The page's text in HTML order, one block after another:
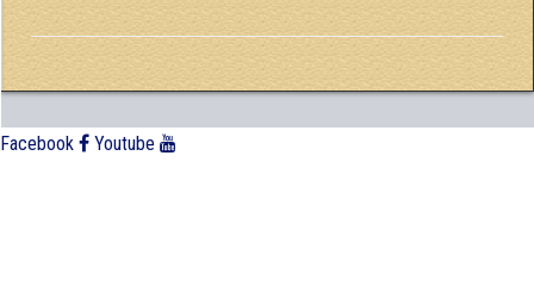
Facebook Youtube